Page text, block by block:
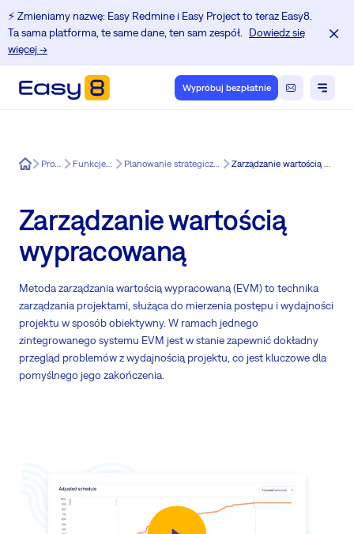
⚡️ Zmieniamy nazwę: Easy Redmine i Easy Project to teraz Easy8.
Ta sama platforma, te same dane, ten sam zespół.
Dowiedz się
więcej →
Wypróbuj bezpłatnie
Easy8 Produkt Funkcje Easy8 Planowanie strategiczne dla Easy8 Zarządzanie wartością wypracowaną
Zarządzanie wartością
wypracowaną
Metoda zarządzania wartością wypracowaną (EVM) to technika
zarządzania projektami, służąca do mierzenia postępu i wydajności
projektu w sposób obiektywny. W ramach jednego
zintegrowanego systemu EVM jest w stanie zapewnić dokładny
przegląd problemów z wydajnością projektu, co jest kluczowe dla
pomyślnego jego zakończenia.